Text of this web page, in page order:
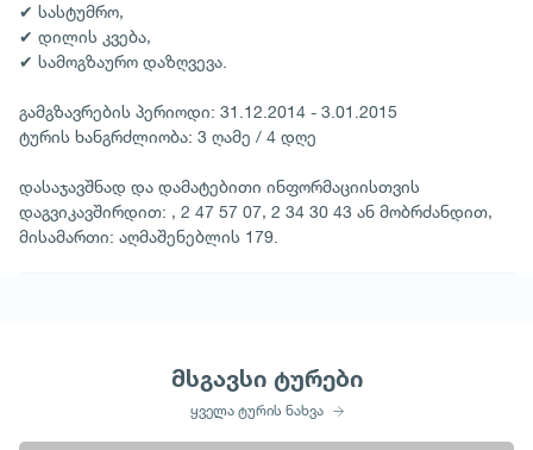
✔ სასტუმრო,
✔ დილის კვება,
✔ სამოგზაურო დაზღვევა.
გამგზავრების პერიოდი: 31.12.2014 - 3.01.2015
ტურის ხანგრძლიობა: 3 ღამე / 4 დღე
დასაჯავშნად და დამატებითი ინფორმაციისთვის
დაგვიკავშირდით: , 2 47 57 07, 2 34 30 43 ან მობრძანდით,
მისამართი: აღმაშენებლის 179.
მსგავსი ტურები
ყველა ტურის ნახვა